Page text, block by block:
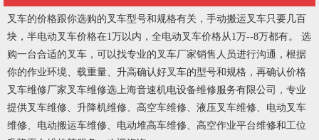
叉车的价格跟你选购的叉车型号和规格有关，手动搬运叉车只要几百
块，半电动叉车价格在1万以内，全电动叉车价格从1万--8万都有。 选
购一台合适的叉车，可以找专业的叉车厂家销售人员进行沟通，根据
你的作业环境、载重量、升高确认好叉车的型号和规格，再确认价格
叉车维修厂家叉车维修选上海音速机电设备维修服务有限公司，专业
提供叉车维修、升降机维修、高空车维修、液压叉车维修、电动叉车
维修、电动搬运车维修、电动堆高车维修、高空作业平台维修和工位